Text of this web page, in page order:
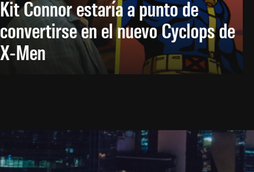
Kit Connor estaría a punto de
convertirse en el nuevo Cyclops de
X-Men